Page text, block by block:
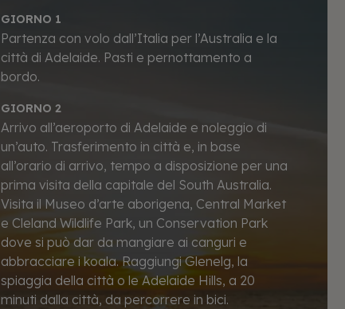
GIORNO 1
Partenza con volo dall’Italia per l’Australia e la
città di Adelaide. Pasti e pernottamento a
bordo.
GIORNO 2
Arrivo all’aeroporto di Adelaide e noleggio di
un’auto. Trasferimento in città e, in base
all’orario di arrivo, tempo a disposizione per una
prima visita della capitale del South Australia.
Visita il Museo d’arte aborigena, Central Market
e Cleland Wildlife Park, un Conservation Park
dove si può dar da mangiare ai canguri e
abbracciare i koala. RaggiungiGlenelg, la
spiaggia della città o le Adelaide Hills, a 20
minuti dalla città, da percorrere in bici.